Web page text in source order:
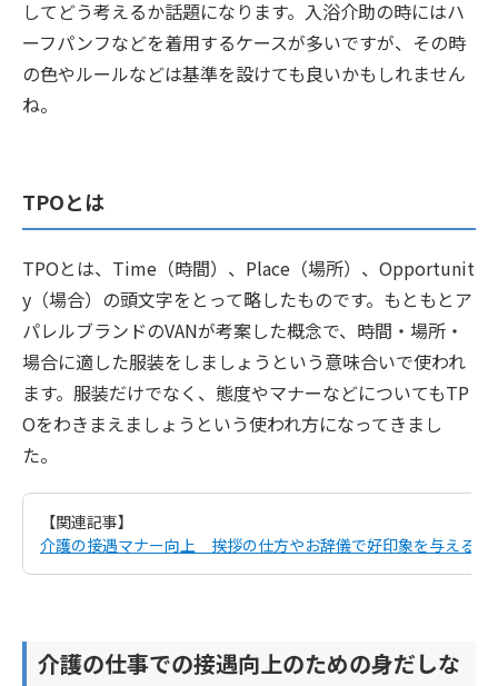
してどう考えるか話題になります。入浴介助の時にはハ
ーフパンフなどを着用するケースが多いですが、その時
の色やルールなどは基準を設けても良いかもしれません
ね。
TPOとは
TPOとは、Time（時間）、Place（場所）、Opportunit
y（場合）の頭文字をとって略したものです。もともとア
パレルブランドのVANが考案した概念で、時間・場所・
場合に適した服装をしましょうという意味合いで使われ
ます。服装だけでなく、態度やマナーなどについてもTP
Oをわきまえましょうという使われ方になってきまし
た。
【関連記事】
介護の接遇マナー向上 挨拶の仕方やお辞儀で好印象を与える方
介護の仕事での接遇向上のための身だしな